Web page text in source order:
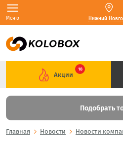
Меню Нижний
Акции
18
Подобрать
Главная Новости Новости